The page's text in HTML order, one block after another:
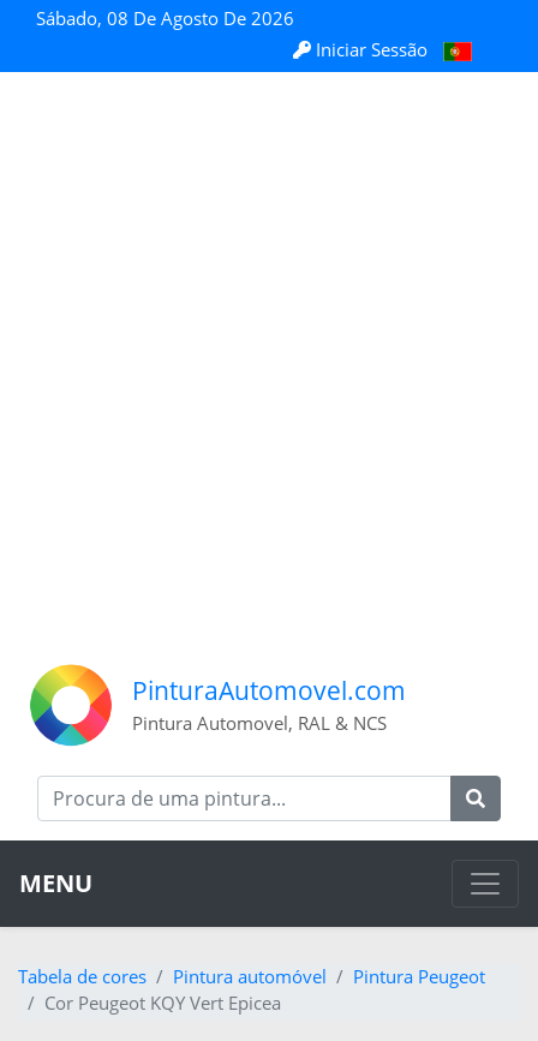
Sábado, 08 De Agosto De 2026
Iniciar Sessão
PinturaAutomovel.com
Pintura Automovel, RAL & NCS
MENU
Tabela de cores Pintura automóvel
Pintura Peugeot
Cor Peugeot KQY Vert Epicea